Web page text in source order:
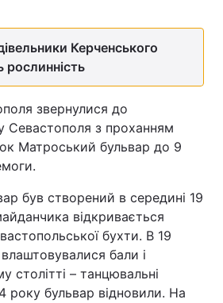
Керченського
звернулися до
Севастополя з проханням
Матроський бульвар до 9
був створений в середині 19
відкривається
бухти. В 19
бали і
столітті – танцювальні
року бульвар відновили. На